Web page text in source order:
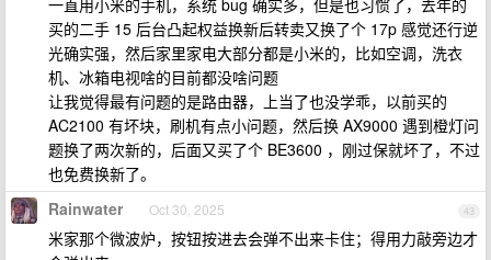
买的二手 15 后台凸起权益换新后转卖又换了个 17p 感觉还行逆
光确实强，然后家里家电大部分都是小米的，比如空调，洗衣
机、冰箱电视啥的目前都没啥问题
让我觉得最有问题的是路由器，上当了也没学乖，以前买的
AC2100 有坏块，刷机有点小问题，然后换 AX9000 遇到橙灯问
题换了两次新的，后面又买了个 BE3600 ，刚过保就坏了，不过
也免费换新了。
43
Rainwater Oct 30, 2025
米家那个微波炉，按钮按进去会弹不出来卡住；得用力敲旁边才